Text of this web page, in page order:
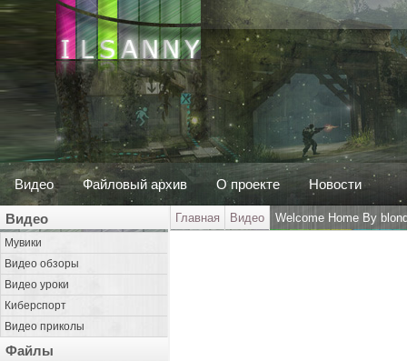
Видео Файловый архив О проекте Новости
Видео
Мувики
Видео обзоры
Видео уроки
Киберспорт
Видео приколы
Файлы
Главная Видео Welcome Home By